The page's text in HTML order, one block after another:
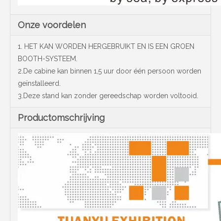
Onze voordelen
1. HET KAN WORDEN HERGEBRUIKT EN IS EEN GROEN
BOOTH-SYSTEEM.
2.De cabine kan binnen 1,5 uur door één persoon worden
geïnstalleerd.
3.Deze stand kan zonder gereedschap worden voltooid.
Productomschrijving